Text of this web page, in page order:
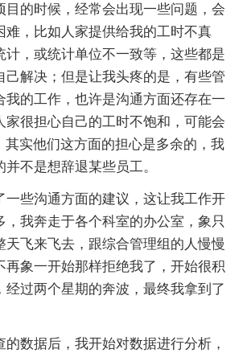
目的时候，经常会出现一些问题，会
难，比如人家提供给我的工时不真
计，或统计单位不一致等，这些都是
己解决；但是让我头疼的是，有些管
我的工作，也许是沟通方面还存在一
家很担心自己的工时不饱和，可能会
其实他们这方面的担心是多余的，我
不是想辞退某些员工。
一些沟通方面的建议，这让我工作开
，我奔走于各个科室的办公室，象只
天飞来飞去，跟综合管理组的人慢慢
再象一开始那样拒绝我了，开始很积
经过两个星期的奔波，最终我拿到了
的数据后，我开始对数据进行分析，